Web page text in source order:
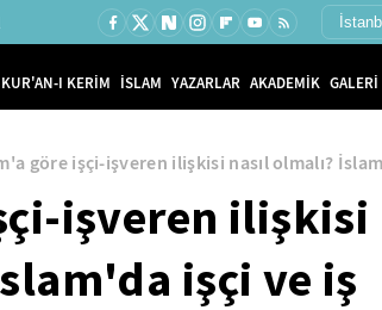
KUR'AN-I KERİM İSLAM YAZARLAR AKADEMİK GALERİ
göre işçi-işveren ilişkisi nasıl olmalı?
işveren ilişkisi
işçi ve iş